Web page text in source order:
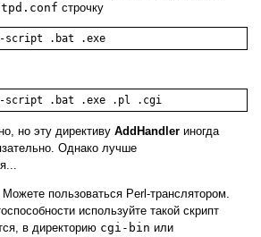
строчку
script .bat .exe
script .bat .exe .pl .cgi
но эту директиву AddHandler иногда
Однако лучше
пользоваться Perl-транслятором.
используйте такой скрипт
в директорию cgi-bin или